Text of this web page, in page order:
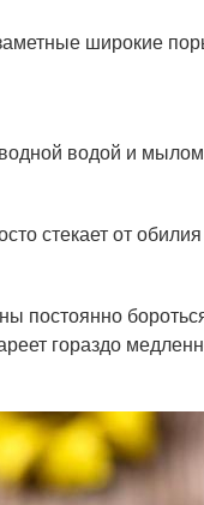
широкие
водой и
стекает от
постоянно
гораздо